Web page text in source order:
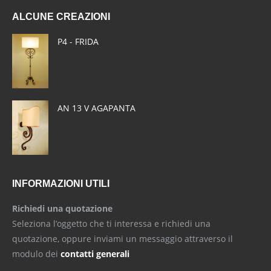
opens
in
new
window
opens
in
new
opens
ALCUNE CREAZIONI
P4 - FRIDA
AN 13 V AGAPANTA
INFORMAZIONI UTILI
Richiedi una quotazione
Seleziona l’oggetto che ti interessa e richiedi una
quotazione, oppure inviami un messaggio attraverso il
modulo dei contatti generali